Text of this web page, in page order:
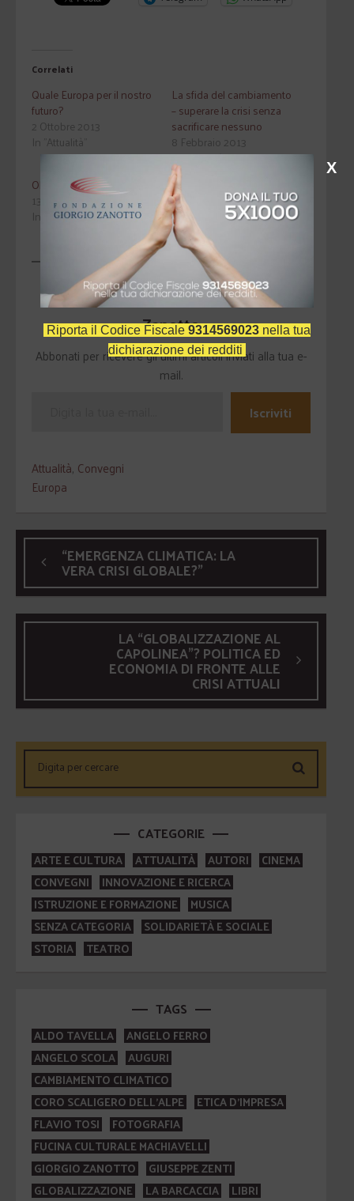
Correlati
Quale Europa per il nostro
futuro?
2 Ottobre 2013
In "Attualità"
La sfida del cambiamento
– superare la crisi senza
sacrificare nessuno
8 Febbraio 2013
In "Attualità"
Oltre le paure e le ideologie
13 Febbraio 2019
In "Attualità"
Scopri di più da Fondazione Giorgio
Zanotto
Abbonati per ricevere gli ultimi articoli inviati alla tua e-
mail.
Iscriviti
Attualità, Convegni
Europa
“EMERGENZA CLIMATICA: LA
VERA CRISI GLOBALE?”
LA “GLOBALIZZAZIONE AL
CAPOLINEA”? POLITICA ED
ECONOMIA DI FRONTE ALLE
CRISI ATTUALI
CATEGORIE
ARTE E CULTURA ATTUALITÀ AUTORI
CINEMA
CONVEGNI
INNOVAZIONE E RICERCA
ISTRUZIONE E FORMAZIONE
MUSICA
SENZA CATEGORIA
SOLIDARIETÀ E SOCIALE
STORIA
TEATRO
TAGS
ALDO TAVELLA
ANGELO FERRO
ANGELO SCOLA
AUGURI
CAMBIAMENTO CLIMATICO
CORO SCALIGERO DELL'ALPE
ETICA D'IMPRESA
FLAVIO TOSI
FOTOGRAFIA
FUCINA CULTURALE MACHIAVELLI
GIORGIO ZANOTTO
GIUSEPPE ZENTI
GLOBALIZZAZIONE
LA BARCACCIA
LIBRI
Riporta il Codice Fiscale 9314569023 nella tua
dichiarazione dei redditi
X